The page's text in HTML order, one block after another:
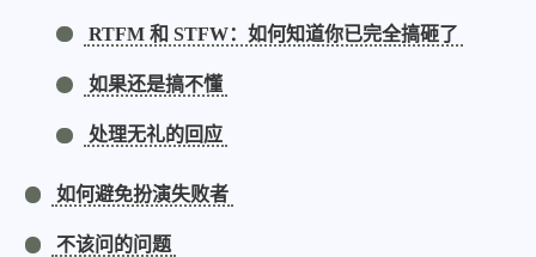
RTFM 和 STFW：如何知道你已完全搞砸了
如果还是搞不懂
处理无礼的回应
如何避免扮演失败者
不该问的问题